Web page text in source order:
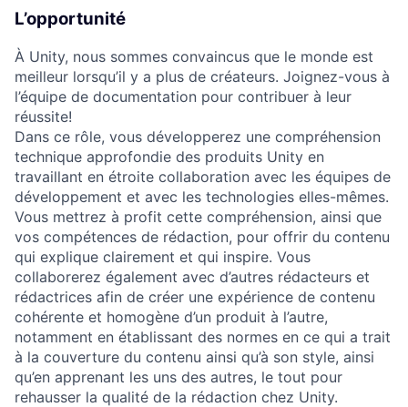
L’opportunité
À Unity, nous sommes convaincus que le monde est
meilleur lorsqu’il y a plus de créateurs. Joignez-vous à
l’équipe de documentation pour contribuer à leur
réussite!
Dans ce rôle, vous développerez une compréhension
technique approfondie des produits Unity en
travaillant en étroite collaboration avec les équipes de
développement et avec les technologies elles-mêmes.
Vous mettrez à profit cette compréhension, ainsi que
vos compétences de rédaction, pour offrir du contenu
qui explique clairement et qui inspire. Vous
collaborerez également avec d’autres rédacteurs et
rédactrices afin de créer une expérience de contenu
cohérente et homogène d’un produit à l’autre,
notamment en établissant des normes en ce qui a trait
à la couverture du contenu ainsi qu’à son style, ainsi
qu’en apprenant les uns des autres, le tout pour
rehausser la qualité de la rédaction chez Unity.